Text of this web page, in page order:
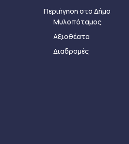
Περιήγηση στο Δήμο
Μυλοπόταμος
Αξιοθέατα
Διαδρομές